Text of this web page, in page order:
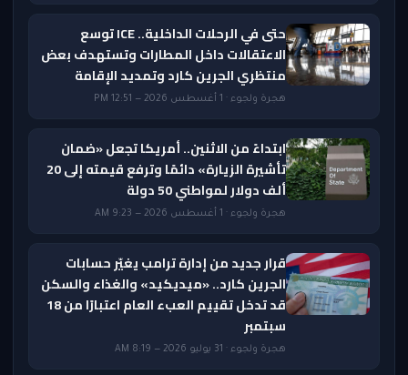
حتى في الرحلات الداخلية.. ICE توسع
الاعتقالات داخل المطارات وتستهدف بعض
منتظري الجرين كارد وتمديد الإقامة
هجرة ولجوء · 1 أغسطس 2026 — 12:51 PM
ابتداءً من الاثنين.. أمريكا تجعل «ضمان
تأشيرة الزيارة» دائمًا وترفع قيمته إلى 20
ألف دولار لمواطني 50 دولة
هجرة ولجوء · 1 أغسطس 2026 — 9:23 AM
قرار جديد من إدارة ترامب يغيّر حسابات
الجرين كارد.. «ميديكيد» والغذاء والسكن
قد تدخل تقييم العبء العام اعتبارًا من 18
سبتمبر
هجرة ولجوء · 31 يوليو 2026 — 8:19 AM